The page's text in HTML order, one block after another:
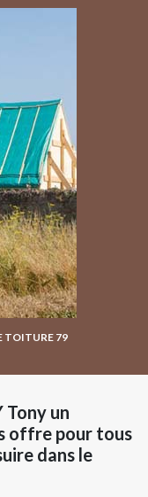
TOITURE 79
Tony un
offre pour tous
dans le